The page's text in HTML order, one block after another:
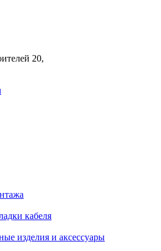
20,
кабеля
изделия и аксессуары